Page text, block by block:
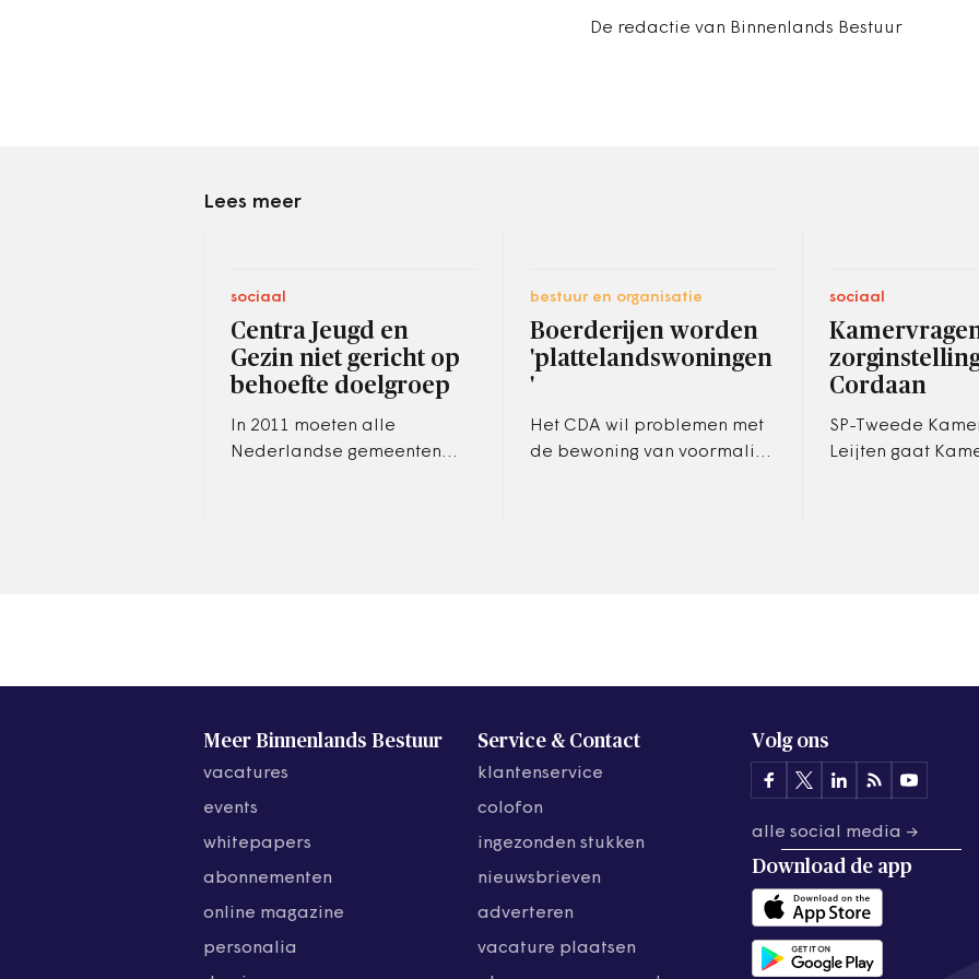
De redactie van Binnenlands Bestuur
Lees meer
sociaal
Centra Jeugd en
Gezin niet gericht op
behoefte doelgroep
In 2011 moeten alle
Nederlandse gemeenten
bestuur en organisatie
Boerderijen worden
'plattelandswoningen
'
Het CDA wil problemen met
de bewoning van voormalige
sociaal
Cordaan
SP-Tweede
Leijten gaat
Meer Binnenlands Bestuur
vacatures
events
whitepapers
abonnementen
online magazine
personalia
Service & Contact
klantenservice
colofon
ingezonden stukken
nieuwsbrieven
adverteren
vacature plaatsen
Volg ons
alle social media →
Download de app